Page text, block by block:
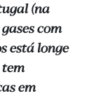
(na
com
está longe
em